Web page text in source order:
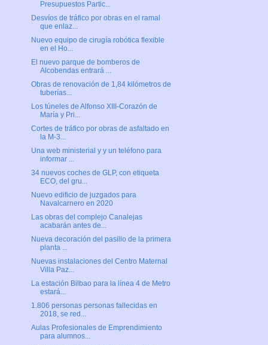
Presupuestos Partic...
Desvíos de tráfico por obras en el ramal
que enlaz...
Nuevo equipo de cirugía robótica flexible
en el Ho...
El nuevo parque de bomberos de
Alcobendas entrará ...
Obras de renovación de 1,84 kilómetros de
tuberías...
Los túneles de Alfonso XIII-Corazón de
María y Pri...
Cortes de tráfico por obras de asfaltado en
la M-3...
Una web ministerial y y un teléfono para
informar ...
34 nuevos coches de GLP, con etiqueta
ECO, del gru...
Nuevo edificio de juzgados para
Navalcarnero en 2020
Las obras del complejo Canalejas
acabarán antes de...
Nueva decoración del pasillo de la primera
planta ...
Nuevas instalaciones del Centro Maternal
Villa Paz...
La estación Bilbao para la línea 4 de Metro
estará...
1.806 personas personas fallecidas en
2018, se red...
Aulas Profesionales de Emprendimiento
para alumnos...